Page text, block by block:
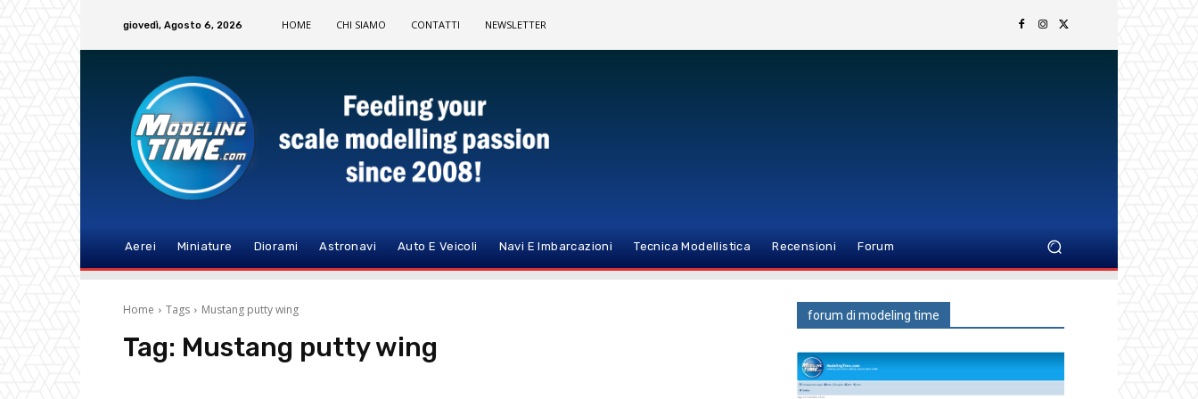
giovedì, Agosto 6, 2026 HOME CHI SIAMO CONTATTI NEWSLETTER
Aerei Miniature Diorami Astronavi Auto E Veicoli Navi E Imbarcazioni Tecnica Modellistica Recensioni Forum
Home Tags Mustang putty wing
Tag: Mustang putty wing
forum di modeling time